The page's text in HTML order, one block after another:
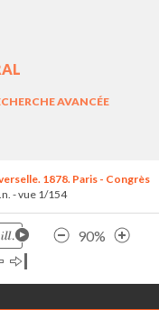
AVANCÉE
1878. Paris - Congrès
- vue 1/154
90%